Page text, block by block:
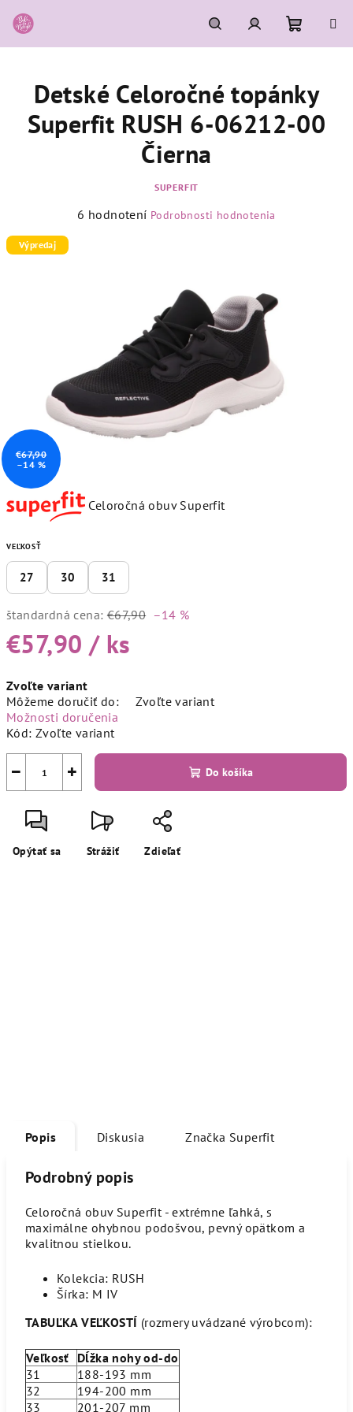
na
obsah
HľadaťPrihlásenie
košík
Celoročná obuv Superfit
VEĽKOSŤ
27 30 31
štandardná cena: €67,90 –14 %
€57,90 / ks
cena:
Zvoľte variant
Môžeme doručiť do:
Zvoľte variant
Možnosti doručenia
Kód: Zvoľte variant
+
− Do košíka
Opýtať sa Strážiť Zdieľať
Detské Celoročné topánky
Superfit RUSH 6-06212-00
Čierna
SUPERFIT
Priemerné
6 hodnotení Podrobnosti hodnotenia
Výpredaj
€67,90
–14 %
Popis Diskusia Značka Superfit
Podrobný popis
Celoročná obuv Superfit - extrémne ľahká, s
maximálne ohybnou podošvou, pevný opätkom a
kvalitnou stielkou.
Kolekcia: RUSH
Šírka: M IV
TABUĽKA VEĽKOSTÍ (rozmery uvádzané výrobcom):
Veľkosť Dĺžka nohy od-do
31
188-193 mm
32
194-200 mm
33
201-207 mm